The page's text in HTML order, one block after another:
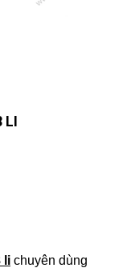
LI
li chuyên dùng